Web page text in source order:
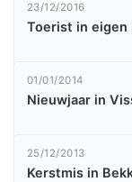
23/12/2016
Toerist in eigen
01/01/2014
Nieuwjaar in
25/12/2013
Kerstmis in